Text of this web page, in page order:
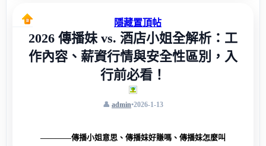
隱藏置頂帖
2026 傳播妹 vs. 酒店小姐全解析：工
作內容、薪資行情與安全性區別，入
行前必看！
admin•2026-1-13
————傳播小姐意思、傳播妹好賺嗎、傳播妹怎麼叫